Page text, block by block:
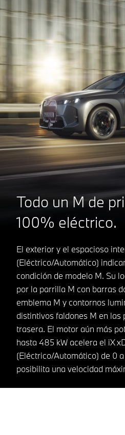
Todo un M de
100% eléctrico.
El exterior y el espacioso
(Eléctrico/Automático)
condición de modelo M. Su
por la parrilla M con barras
emblema M y contornos
distintivos faldones M en las
trasera. El motor aún más
hasta 485 kW acelera el iX
(Eléctrico/Automático) de 0
posibilita una velocidad